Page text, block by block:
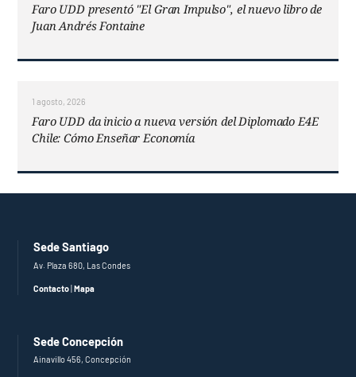
Faro UDD presentó "El Gran Impulso", el nuevo libro de
Juan Andrés Fontaine
1 agosto, 2026
Faro UDD da inicio a nueva versión del Diplomado E4E
Chile: Cómo Enseñar Economía
Sede Santiago
Av. Plaza 680, Las Condes
Contacto|Mapa
Sede Concepción
Ainavillo 456, Concepción